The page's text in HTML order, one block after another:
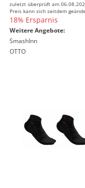
zuletzt überprüft am
Preis kann sich seitdem
18% Ersparnis
Weitere Angebote:
SmashInn
OTTO